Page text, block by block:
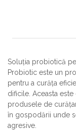
Soluția probiotică
Probiotic este un
pentru a curăța
dificile. Aceasta
produsele de
în gospodării unde
agresive.